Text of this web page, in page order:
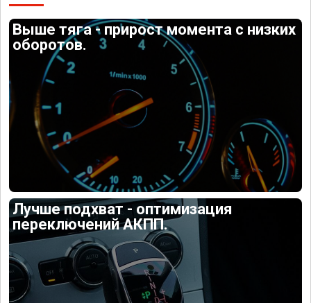
Выше тяга - прирост момента с низких
оборотов.
Лучше подхват - оптимизация
переключений АКПП.